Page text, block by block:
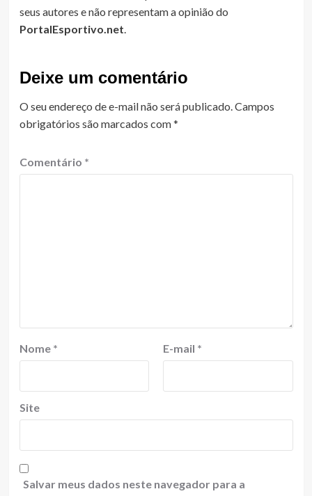
seus autores e não representam a opinião do
PortalEsportivo.net.
Deixe um comentário
O seu endereço de e-mail não será publicado.Campos
obrigatórios são marcados com*
Comentário *
Nome * E-mail *
Site
Salvar meus dados neste navegador para a